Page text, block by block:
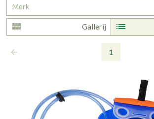
Merk
Gallerij
1